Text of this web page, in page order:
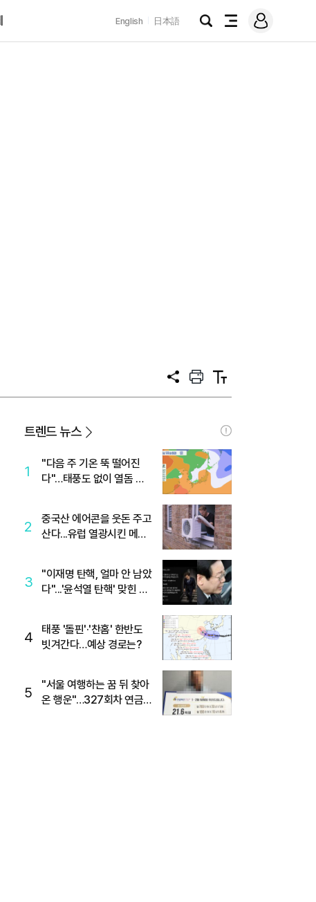
English 日本語
검
전
메
그
공
프
트
텍
트
트렌드 뉴스
1
"다음 주 기온 뚝 떨어진
다"…태풍도 없이 열돔 박
2
중국산 에어콘을 웃돈 주고
산다...유럽 열광시킨 메이
3
"이재명 탄핵, 얼마 안 남았
다"...'윤석열 탄핵' 맞힌 무
4
태풍 '돌핀'·'찬홈' 한반도
빗겨간다…예상 경로는?
5
"서울 여행하는 꿈 뒤 찾아
온 행운"…327회차 연금